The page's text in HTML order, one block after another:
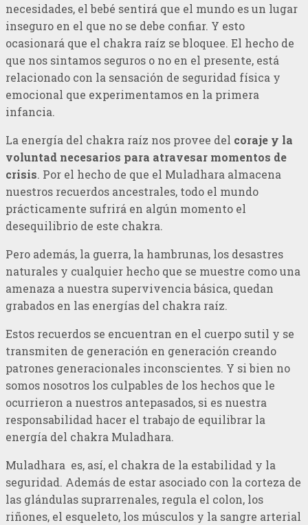
necesidades, el bebé sentirá que el mundo es un lugar
inseguro en el que no se debe confiar. Y esto
ocasionará que el chakra raíz se bloquee. El hecho de
que nos sintamos seguros o no en el presente, está
relacionado con la sensación de seguridad física y
emocional que experimentamos en la primera
infancia.
La energía del chakra raíz nos provee del coraje y la
voluntad necesarios para atravesar momentos de
crisis. Por el hecho de que el Muladhara almacena
nuestros recuerdos ancestrales, todo el mundo
prácticamente sufrirá en algún momento el
desequilibrio de este chakra.
Pero además, la guerra, la hambrunas, los desastres
naturales y cualquier hecho que se muestre como una
amenaza a nuestra supervivencia básica, quedan
grabados en las energías del chakra raíz.
Estos recuerdos se encuentran en el cuerpo sutil y se
transmiten de generación en generación creando
patrones generacionales inconscientes. Y si bien no
somos nosotros los culpables de los hechos que le
ocurrieron a nuestros antepasados, si es nuestra
responsabilidad hacer el trabajo de equilibrar la
energía del chakra Muladhara.
Muladhara es, así, el chakra de la estabilidad y la
seguridad. Además de estar asociado con la corteza de
las glándulas suprarrenales, regula el colon, los
riñones, el esqueleto, los músculos y la sangre arterial